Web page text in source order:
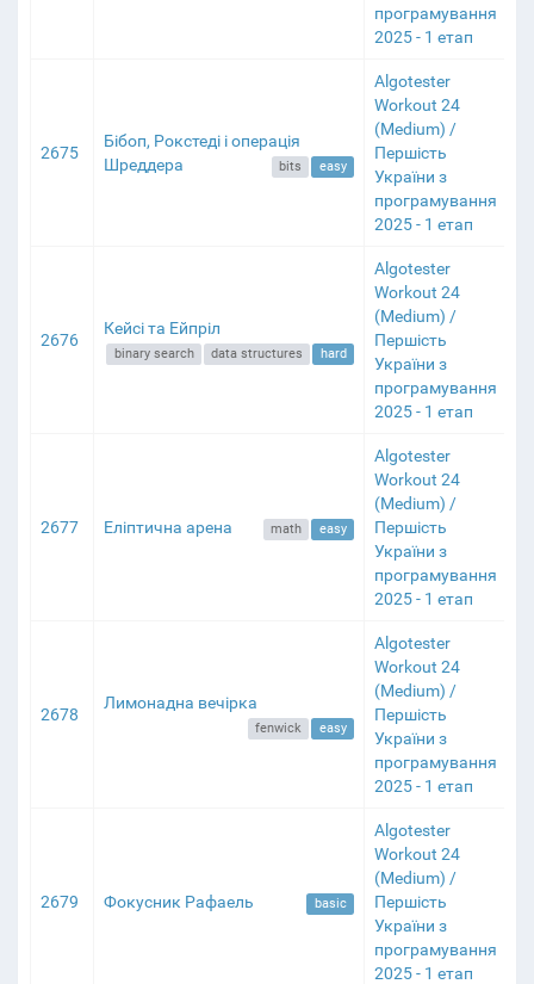
програмування
2025 - 1 етап
2675
Бібоп, Рокстеді і операція
Шреддера
bits easy
Algotester
Workout 24
(Medium) /
Першість
України з
програмування
2025 - 1 етап
2676
Кейсі та Ейпріл
binary search data structures hard
Algotester
Workout 24
(Medium) /
Першість
України з
програмування
2025 - 1 етап
2677 Еліптична арена math easy
Algotester
Workout 24
(Medium) /
Першість
України з
програмування
2025 - 1 етап
2678
Лимонадна вечірка
fenwick easy
Algotester
Workout 24
(Medium) /
Першість
України з
програмування
2025 - 1 етап
2679 Фокусник Рафаель basic
Algotester
Workout 24
(Medium) /
Першість
України з
програмування
2025 - 1 етап